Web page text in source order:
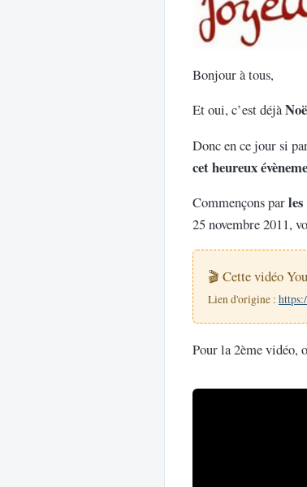
Bonjour à tous,
Et oui, c’est déjà
Donc en ce jour si
cet heureux
Commençons par
25 novembre 2011,
🎬 Cette vidéo
Lien d'origine :
Pour la 2ème vidéo,